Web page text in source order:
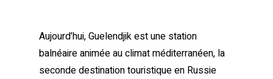
Aujourd’hui, Guelendjik est une station
balnéaire animée au climat méditerranéen, la
seconde destination touristique en Russie